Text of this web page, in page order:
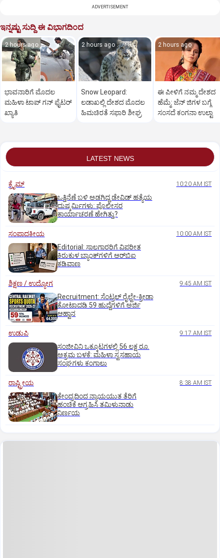
ADVERTISEMENT
ಇನ್ನಷ್ಟು ಸುದ್ದಿ ಈ ವಿಭಾಗದಿಂದ
2 hours ago
ಭಾವನಾರಿಗೆ ಮೊದಲ
ಮಹಿಳಾ ಟಾಪ್‌ ಗನ್‌ ಫೈಟರ್‌
ಖ್ಯಾತಿ
2 hours ago
Snow Leopard:
ಲಡಾಖಲ್ಲಿ ದೇಶದ ಮೊದಲ
ಹಿಮಚಿರತೆ ಸಫಾರಿ ಶೀಘ್ರ
2 hours ago
ಈ ಪೀಳಿಗೆ ನಮ್ಮ ದೇಶದ
ಹೆಮ್ಮೆ: ಜೆನ್‌ ಜಿಗಳ ಬಗ್ಗೆ
ಸಂಸದೆ ಕಂಗನಾ ಉಲ್ಟಾ
LATEST NEWS
ಕ್ರೈಮ್ 10:20 AM IST
ಒತ್ತಿನೆಣೆ ಬಳಿ ಅಡಗಿದ್ದ ಡೇವಿಡ್‌ ಹತ್ಯೆಯ
ದುಷ್ಕರ್ಮಿಗಳು: ಪೊಲೀಸರ
ಕಾರ್ಯಾಚರಣೆ ಹೇಗಿತ್ತು?
ಸಂಪಾದಕೀಯ 10:00 AM IST
Editorial: ಸಾಲಗಾರರಿಗೆ ವಿಪರೀತ
ಕಿರುಕುಳ ಬ್ಯಾಂಕ್‌ಗಳಿಗೆ ಆರ್‌ಬಿಐ
ಕಡಿವಾಣ
ಶಿಕ್ಷಣ / ಉದ್ಯೋಗ 9:45 AM IST
Recruitment: ಸೆಂಟ್ರಲ್‌ ರೈಲ್ವೇ-ಕ್ರೀಡಾ
ಕೋಟಾದಡಿ 59 ಹುದ್ದೆಗಳಿಗೆ ಅರ್ಜಿ
ಆಹ್ವಾನ
ಉಡುಪಿ 9:17 AM IST
ಸಂಜೀವಿನಿ ಒಕ್ಕೂಟಗಳಲ್ಲಿ 56 ಲಕ್ಷ ರೂ.
ಅಕ್ರಮ ಬಳಕೆ: ಮಹಿಳಾ ಸ್ವಸಹಾಯ
ಸಂಘಗಳು ಕಂಗಾಲು
ರಾಷ್ಟ್ರೀಯ 8:38 AM IST
ಕೇಂದ್ರದಿಂದ ನ್ಯಾಯಯುತ ತೆರಿಗೆ
ಹಂಚಿಕೆ ಆಗ್ರಹಿಸಿ ತಮಿಳುನಾಡು
ನಿರ್ಣಯ